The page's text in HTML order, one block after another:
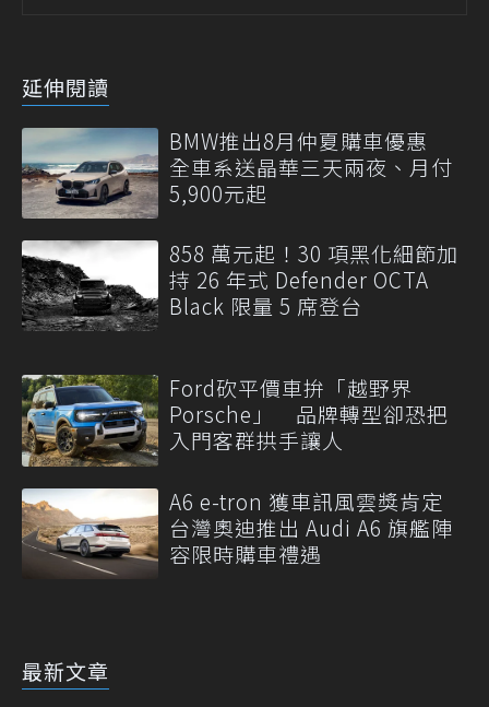
延伸閱讀
BMW推出8月仲夏購車優惠
全車系送晶華三天兩夜、月付
5,900元起
858 萬元起！30 項黑化細節加
持 26 年式 Defender OCTA
Black 限量 5 席登台
Ford砍平價車拚「越野界
Porsche」 品牌轉型卻恐把
入門客群拱手讓人
A6 e-tron 獲車訊風雲獎肯定
台灣奧迪推出 Audi A6 旗艦陣
容限時購車禮遇
最新文章